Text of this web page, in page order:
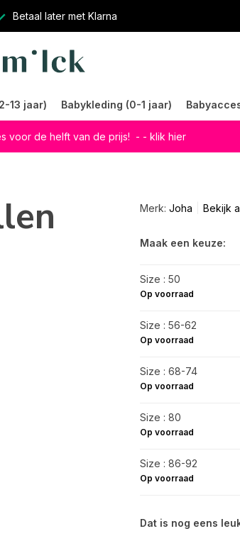
Betaal later met Klarna
13 jaar) Babykleding (0-1 jaar)
voor de helft van de prijs! - - klik hier
Merk: Joha Bekijk
Maak een keuze:
Size : 50
Op voorraad
Size : 56-62
Op voorraad
Size : 68-74
Op voorraad
Size : 80
Op voorraad
Size : 86-92
Op voorraad
Dat is nog eens